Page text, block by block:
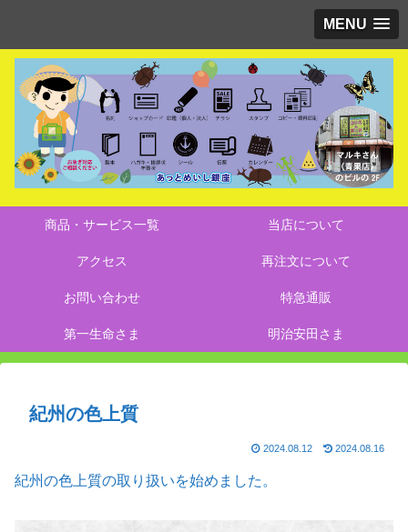
MENU
商品・サービス一覧 当店について
アクセス 再注文について
お問い合わせ 特急通販
第一生命さま 明治安田さま
紀州の色上質
2024.08.12 2024.08.16
紀州の色上質の取り扱いを始めました。